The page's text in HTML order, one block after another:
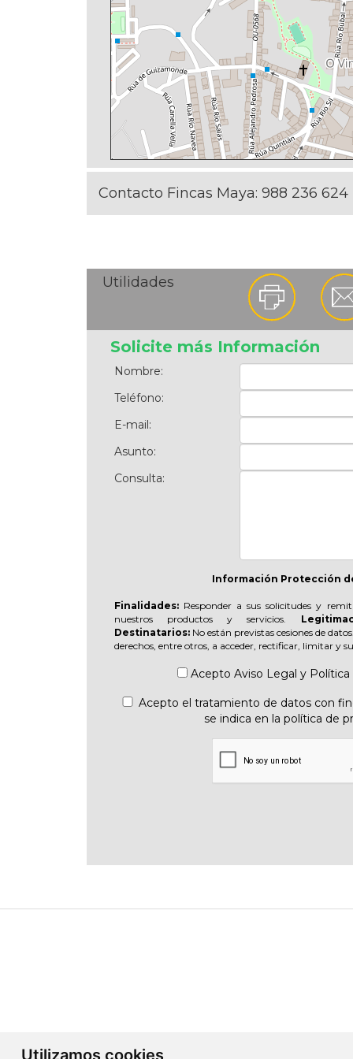
Utilizamos cookies
Contacto Fincas Maya: 988 236 624
Utilidades
Solicite más Información
Nombre:
Teléfono:
E-mail:
Asunto:
Consulta:
Información Protección
Finalidades:Responder a sus solicitudes y
nuestros productos y servicios.
Destinatarios:No están previstas cesiones de
derechos, entre otros, a acceder, rectificar, limitar y
Acepto Aviso Legal y
Acepto el tratamiento de datos con
se indica en la política de